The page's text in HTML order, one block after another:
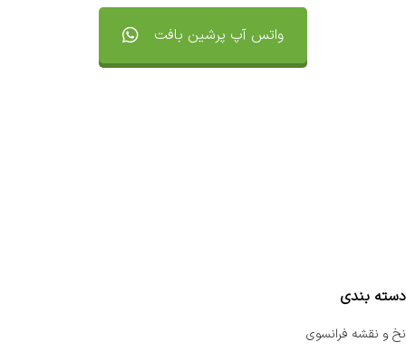
واتس آپ پرشین بافت
دسته بندی
نخ و نقشه فرانسوی